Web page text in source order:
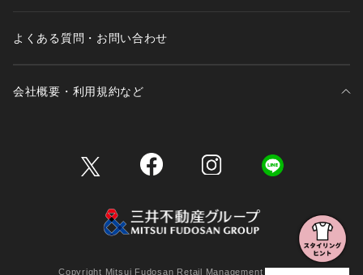
よくある質問・お問い合わせ
会社概要・利用規約など
Copyright Mitsui Fudosan Retail Management Co., Ltd.